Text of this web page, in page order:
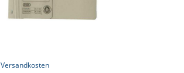
Versandkosten